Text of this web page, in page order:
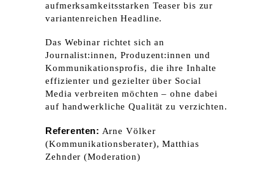
aufmerksamkeitsstarken Teaser bis zur
variantenreichen Headline.
Das Webinar richtet sich an
Journalist:innen, Produzent:innen und
Kommunikationsprofis, die ihre Inhalte
effizienter und gezielter über Social
Media verbreiten möchten – ohne dabei
auf handwerkliche Qualität zu verzichten.
Referenten: Arne Völker
(Kommunikations­berater), Matthias
Zehnder (Moderation)